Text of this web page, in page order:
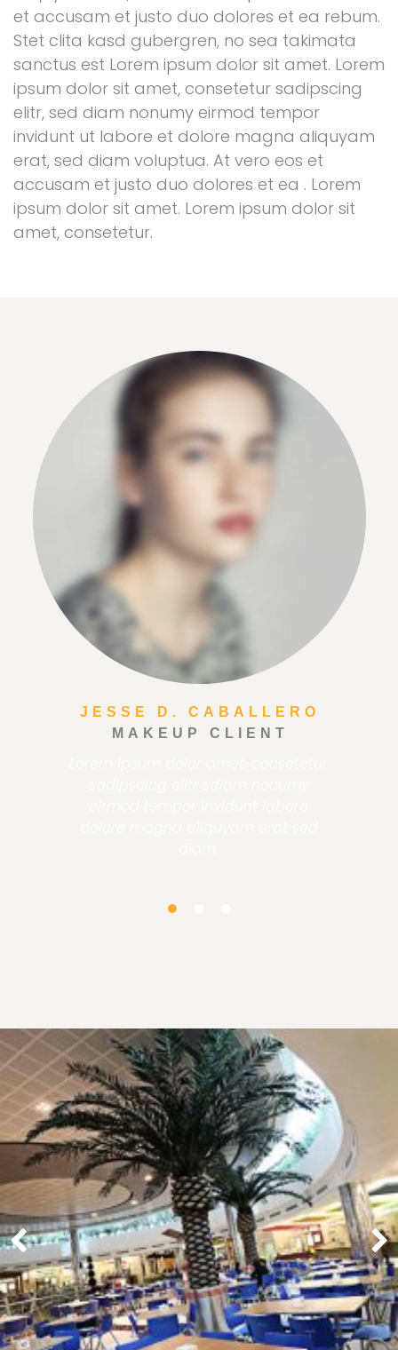
et accusam et justo duo dolores et ea rebum.
Stet clita kasd gubergren, no sea takimata
sanctus est Lorem ipsum dolor sit amet. Lorem
ipsum dolor sit amet, consetetur sadipscing
elitr, sed diam nonumy eirmod tempor
invidunt ut labore et dolore magna aliquyam
erat, sed diam voluptua. At vero eos et
accusam et justo duo dolores et ea . Lorem
ipsum dolor sit amet. Lorem ipsum dolor sit
amet, consetetur.
JESSE D. CABALLERO
MAKEUP CLIENT